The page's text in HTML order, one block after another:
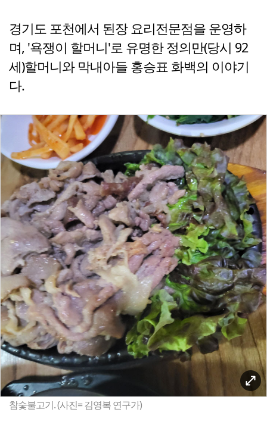
경기도 포천에서 된장 요리전문점을 운영하
며, '욕쟁이 할머니'로 유명한 정의만(당시 92
세)할머니와 막내아들 홍승표 화백의 이야기
다.
참숯불고기. (사진= 김영복 연구가)